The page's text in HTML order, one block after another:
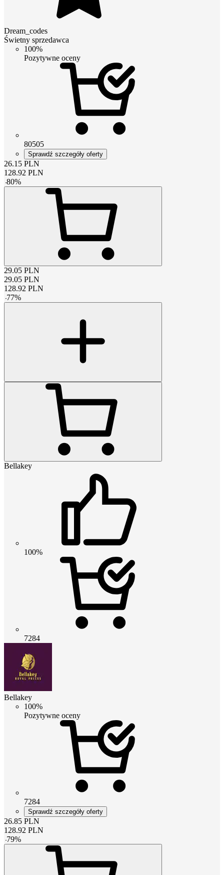
Dream_codes
Świetny sprzedawca
100%
Pozytywne oceny
80505
Sprawdź szczegóły oferty
26.15 PLN
128.92 PLN
-80%
29.05 PLN
29.05 PLN
128.92 PLN
-77%
Bellakey
100%
7284
Bellakey
100%
Pozytywne oceny
7284
Sprawdź szczegóły oferty
26.85 PLN
128.92 PLN
-79%